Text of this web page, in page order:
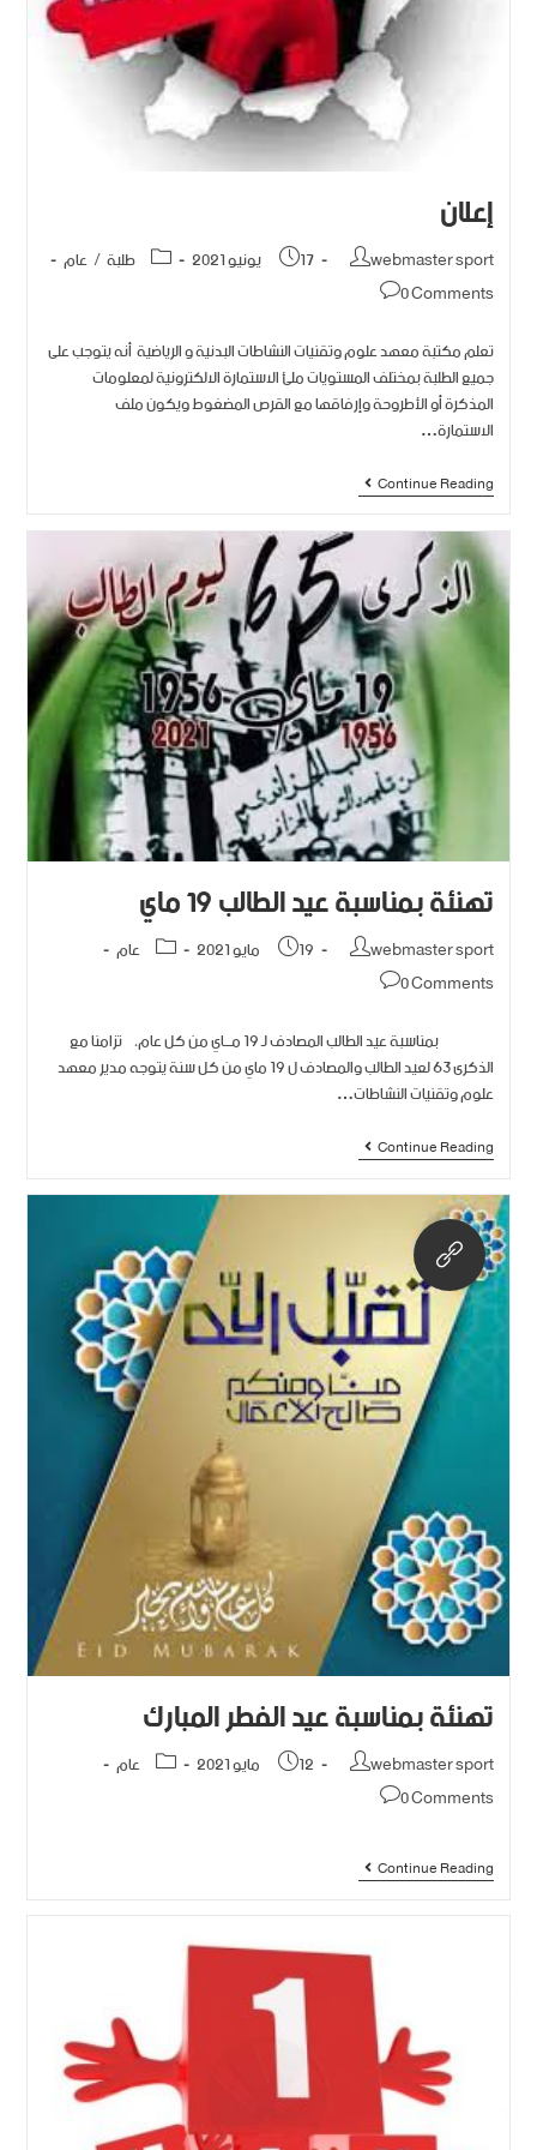
إعلان
webmaster sport 17 يونيو 2021 طلبة/عام
0 Comments
تعلم مكتبة معهد علوم وتقنيات النشاطات البدنية و الرياضية أنه يتوجب على
جميع الطلبة بمختلف المستويات ملئ الاستمارة الالكترونية لمعلومات
المذكرة أو الأطروحة وإرفاقها مع القرص المضغوط ويكون ملف
الاستمارة…
Continue Reading
تهنئة بمناسبة عيد الطالب 19 ماي
webmaster sport 19 مايو 2021
عام
0 Comments
بمناسبة عيد الطالب المصادف لـ 19 مـــاي من كل عام، تزامنا مع
الذكرى 63 لعيد الطالب والمصادف ل 19 ماي من كل سنة يتوجه مدير معهد
علوم وتقنيات النشاطات…
Continue Reading
تهنئة بمناسبة عيد الفطر المبارك
webmaster sport 12 مايو 2021
عام
0 Comments
Continue Reading